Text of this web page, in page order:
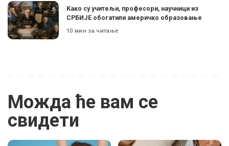
Како су учитељи, професори, научници из
СРБИЈЕ обогатили америчко образовање
10 мин за читање
Можда ће вам се
свидети